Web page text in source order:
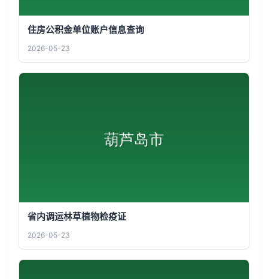
住房公积金单位账户信息查询
2026-05-23
省内调运林草植物检疫证
2026-05-23